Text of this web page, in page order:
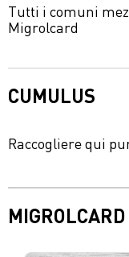
Tutti i comuni
Migrolcard
CUMULUS
Raccogliere qui
MIGROLCARD